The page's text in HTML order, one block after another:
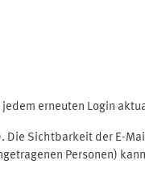
erneuten Login
Sichtbarkeit der E-
Personen)